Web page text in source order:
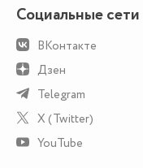
Социальные сети
ВКонтакте
Дзен
Telegram
X (Twitter)
YouTube